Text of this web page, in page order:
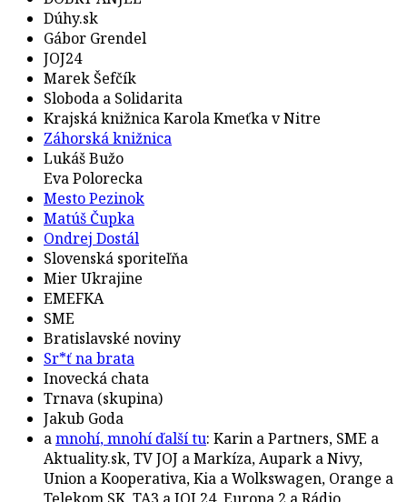
Dúhy.sk
Gábor Grendel
JOJ24
Marek Šefčík
Sloboda a Solidarita
Krajská knižnica Karola Kmeťka v Nitre
Záhorská knižnica
Lukáš Bužo
Eva Polorecka
Mesto Pezinok
Matúš Čupka
Ondrej Dostál
Slovenská sporiteľňa
Mier Ukrajine
EMEFKA
SME
Bratislavské noviny
Sr*ť na brata
Inovecká chata
Trnava (skupina)
Jakub Goda
amnohí, mnohí ďalší tu: Karin a Partners, SME a
Aktuality.sk, TV JOJ a Markíza, Aupark a Nivy,
Union a Kooperativa, Kia a Wolkswagen, Orange a